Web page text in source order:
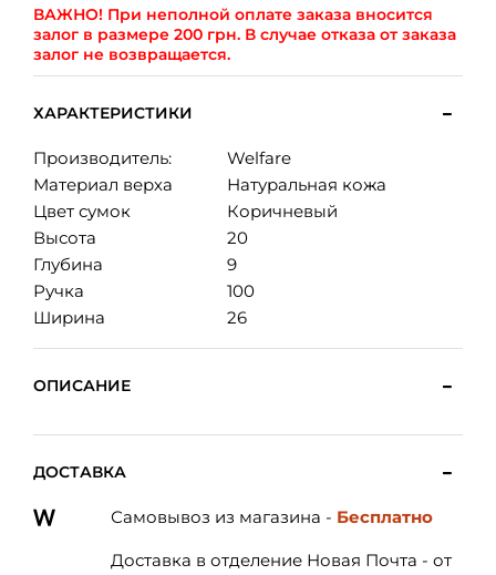
ВАЖНО! При неполной оплате заказа вносится
залог в размере 200 грн. В случае отказа от заказа
залог не возвращается.
ХАРАКТЕРИСТИКИ
Производитель:
Welfare
Материал верха
Натуральная кожа
Цвет сумок
Коричневый
Высота
20
Глубина
9
Ручка
100
Ширина
26
ОПИСАНИЕ
ДОСТАВКА
Самовывоз из магазина - Бесплатно
Доставка в отделение Новая Почта - от